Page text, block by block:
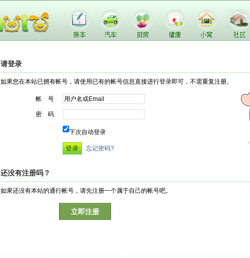
请登录
如果您在本站已拥有帐号，请使用已有的帐号信息直接进行登录即可，不需重复注册。
帐 号
密 码
下次自动登录
忘记密码?
还没有注册吗？
如果还没有本站的通行帐号，请先注册一个属于自己的帐号吧。
立即注册